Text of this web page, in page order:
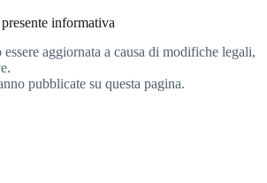
informativa
aggiornata a causa di modifiche legali,
pubblicate su questa pagina.